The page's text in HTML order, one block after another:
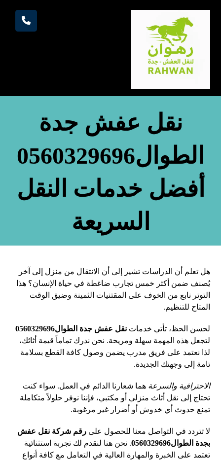
نقل عفش جدة
الطوال0560329696
أفضل خدمات النقل
السريعة
هل تعلم أن الدراسات تشير إلى أن الانتقال من منزل إلى آخر
يُصنف ضمن أكثر خمس تجارب ضاغطة في حياة الإنسان؟ هذا
التوتر نابع من الخوف على المقتنيات الثمينة وضيق الوقت
المتاح للتنظيم.
لحسن الحظ، تأتي خدماتنقل عفش جدة الطوال0560329696
لتجعل هذه المهمة سهلة ومريحة. نحن ندرك تماماً قيمة أثاثك،
لذا نعتمد على فريق مدرب يضمن وصول كافة القطع بسلامة
تامة إلى وجهتك الجديدة.
الاحترافية والسرعة هما شعارنا الدائم في العمل. سواء كنت
تحتاج إلى نقل أثاث منزلي أو مكتبي، فإننا نوفر حلولاً متكاملة
تمنع حدوث أي خدوش أو أضرار غير مرغوبة.
لا تتردد في التواصل معنا للحصول علىرقم شركة نقل عفش
بجدة الطوال0560329696
. نحن هنا لنقدم لك تجربة استثنائية
تعتمد على الخبرة والمهارة العالية في التعامل مع كافة أنواع